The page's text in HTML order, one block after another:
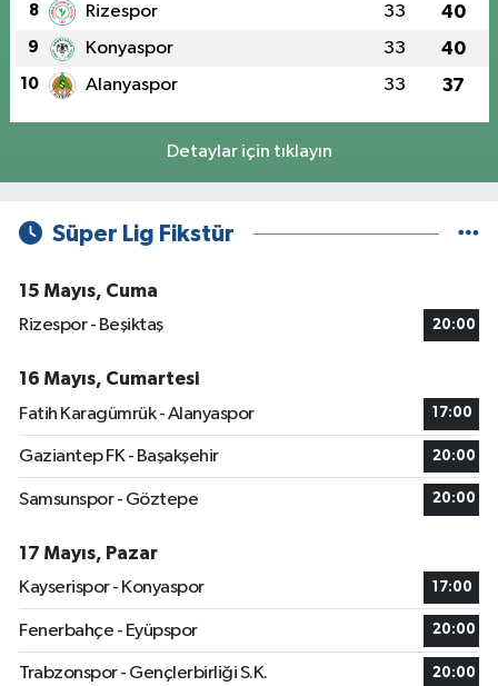
8 Rizespor 33 40
9 Konyaspor 33 40
10 Alanyaspor 33 37
Detaylar için tıklayın
Süper Lig Fikstür
15 Mayıs, Cuma
Rizespor - Beşiktaş
20:00
16 Mayıs, Cumartesi
Fatih Karagümrük - Alanyaspor
17:00
Gaziantep FK - Başakşehir 20:00
Samsunspor - Göztepe 20:00
17 Mayıs, Pazar
Kayserispor - Konyaspor
17:00
Fenerbahçe - Eyüpspor 20:00
Trabzonspor - Gençlerbirliği S.K. 20:00